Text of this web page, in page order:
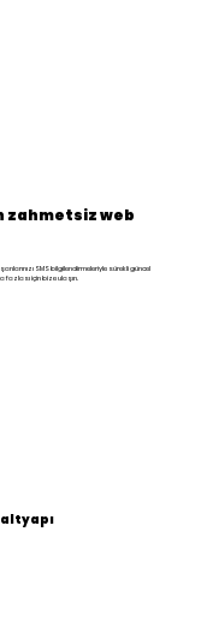
zahmetsiz web
SMS bilgilendirmeleriyle sürekli güncel
fazlası için bize ulaşın.